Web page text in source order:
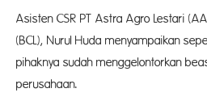
Asisten CSR PT Astra Agro Lestari
(BCL), Nurul Huda menyampaikan
pihaknya sudah menggelontorkan
perusahaan.